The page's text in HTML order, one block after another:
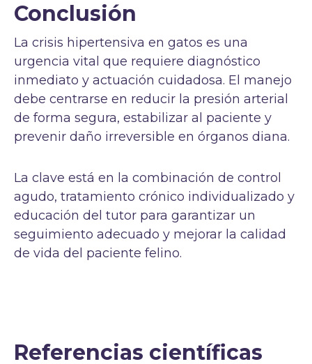
Conclusión
La crisis hipertensiva en gatos es una
urgencia vital que requiere diagnóstico
inmediato y actuación cuidadosa. El manejo
debe centrarse en reducir la presión arterial
de forma segura, estabilizar al paciente y
prevenir daño irreversible en órganos diana.
La clave está en la combinación de control
agudo, tratamiento crónico individualizado y
educación del tutor para garantizar un
seguimiento adecuado y mejorar la calidad
de vida del paciente felino.
Referencias científicas